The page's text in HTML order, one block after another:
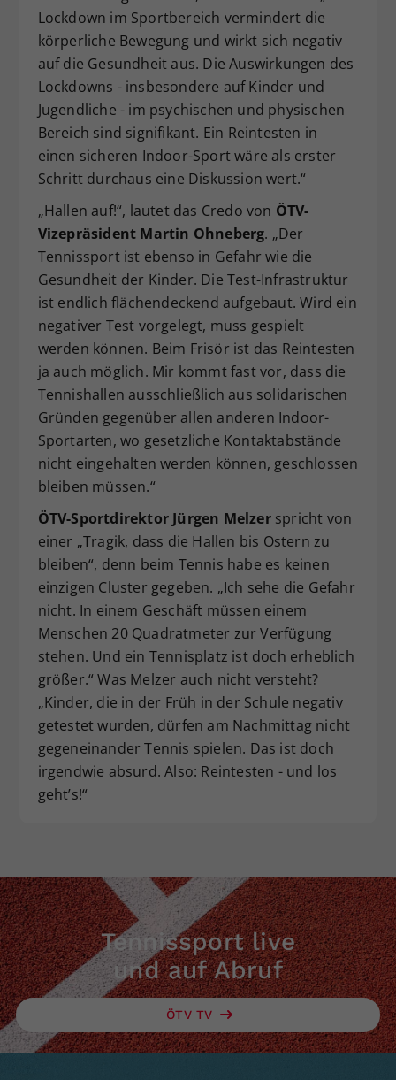
Lockdown im Sportbereich vermindert die
körperliche Bewegung und wirkt sich negativ
auf die Gesundheit aus. Die Auswirkungen des
Lockdowns - insbesondere auf Kinder und
Jugendliche - im psychischen und physischen
Bereich sind signifikant. Ein Reintesten in
einen sicheren Indoor-Sport wäre als erster
Schritt durchaus eine Diskussion wert.“
„Hallen auf!“, lautet das Credo von ÖTV-
Vizepräsident Martin Ohneberg. „Der
Tennissport ist ebenso in Gefahr wie die
Gesundheit der Kinder. Die Test-Infrastruktur
ist endlich flächendeckend aufgebaut. Wird ein
negativer Test vorgelegt, muss gespielt
werden können. Beim Frisör ist das Reintesten
ja auch möglich. Mir kommt fast vor, dass die
Tennishallen ausschließlich aus solidarischen
Gründen gegenüber allen anderen Indoor-
Sportarten, wo gesetzliche Kontaktabstände
nicht eingehalten werden können, geschlossen
bleiben müssen.“
ÖTV-Sportdirektor Jürgen Melzerspricht von
einer „Tragik, dass die Hallen bis Ostern zu
bleiben“, denn beim Tennis habe es keinen
einzigen Cluster gegeben. „Ich sehe die Gefahr
nicht. In einem Geschäft müssen einem
Menschen 20 Quadratmeter zur Verfügung
stehen. Und ein Tennisplatz ist doch erheblich
größer.“ Was Melzer auch nicht versteht?
„Kinder, die in der Früh in der Schule negativ
getestet wurden, dürfen am Nachmittag nicht
gegeneinander Tennis spielen. Das ist doch
irgendwie absurd. Also: Reintesten - und los
geht’s!“
Tennissport live
und auf Abruf
ÖTV TV